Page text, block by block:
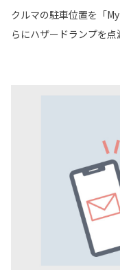
クルマの駐車位置を「
らにハザードランプを点